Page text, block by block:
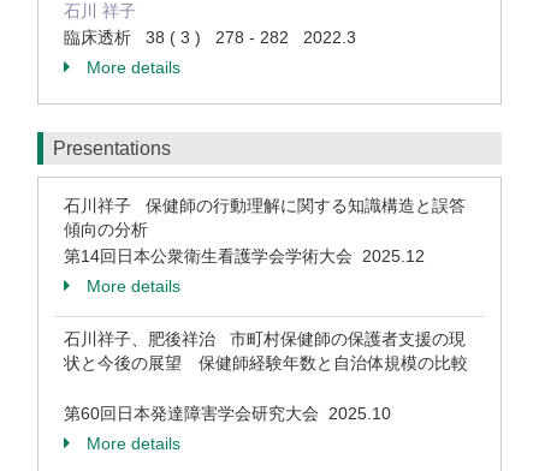
石川 祥子
臨床透析 38 ( 3 ) 278 - 282 2022.3
More details
Presentations
石川祥子 保健師の行動理解に関する知識構造と誤答
傾向の分析
第14回日本公衆衛生看護学会学術大会 2025.12
More details
石川祥子、肥後祥治 市町村保健師の保護者支援の現
状と今後の展望 保健師経験年数と自治体規模の比較
第60回日本発達障害学会研究大会 2025.10
More details